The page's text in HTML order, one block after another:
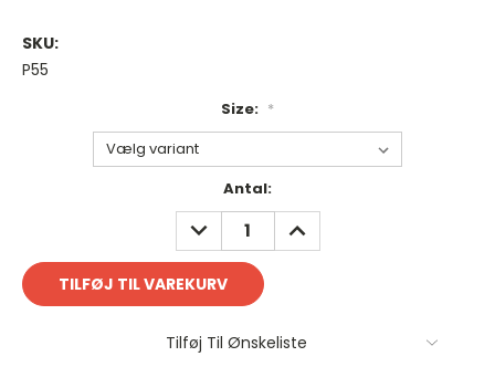
SKU:
P55
Size: *
Antal:
REDUCER
ANTAL:
FORØG
ANTAL:
Tilføj Til Ønskeliste